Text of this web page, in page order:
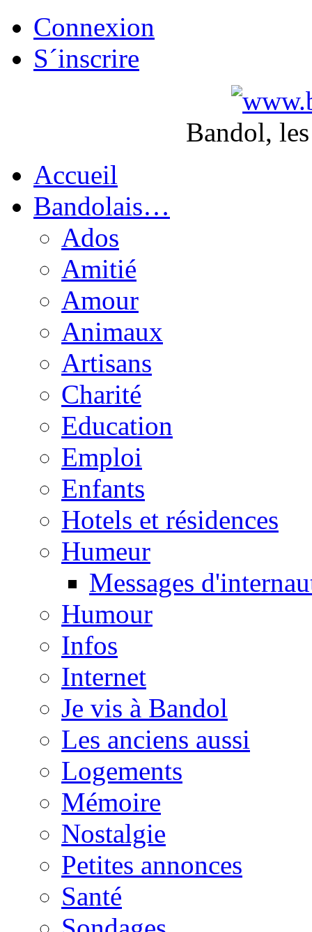
Connexion
S´inscrire
Bandol,
Accueil
Bandolais…
Ados
Amitié
Amour
Animaux
Artisans
Charité
Education
Emploi
Enfants
Hotels et résidences
Humeur
Messages
Humour
Infos
Internet
Je vis à Bandol
Les anciens aussi
Logements
Mémoire
Nostalgie
Petites annonces
Santé